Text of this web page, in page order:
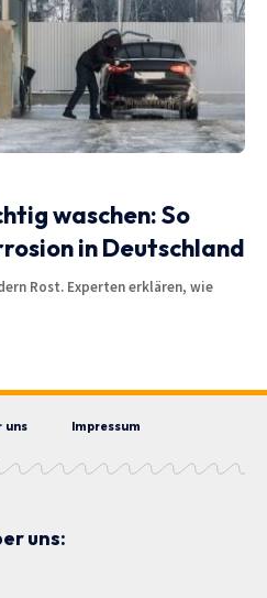
waschen: So
in Deutschland
Rost. Experten erklären, wie
uns Impressum
uns: